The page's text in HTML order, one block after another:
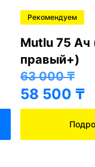
Рекомендуем
Mutlu 75 Ач
правый+)
63 000₸
58 500 ₸